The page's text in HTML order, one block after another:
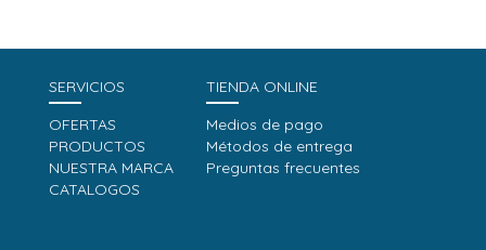
SERVICIOS
OFERTAS
PRODUCTOS
NUESTRA MARCA
CATALOGOS
TIENDA ONLINE
Medios de pago
Métodos de entrega
Preguntas frecuentes